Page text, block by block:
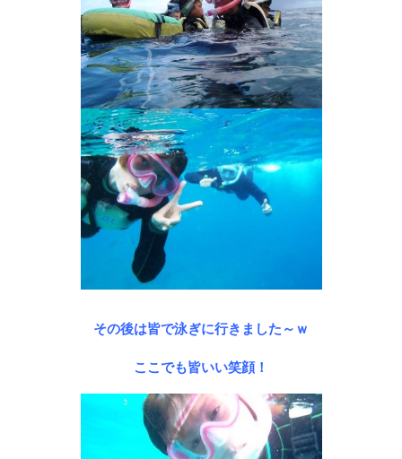
その後は皆で泳ぎに行きました～ｗ
ここでも皆いい笑顔！